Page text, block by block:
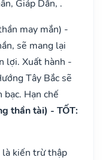
Giáp Dần, .
may mắn) -
sẽ mang lại
lợi. Xuất hành -
Tây Bắc sẽ
Hạn chế
thần tài) - TỐT:
là kiến trừ thập